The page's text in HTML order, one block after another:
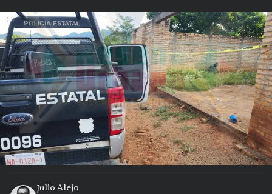
Julio Alejo